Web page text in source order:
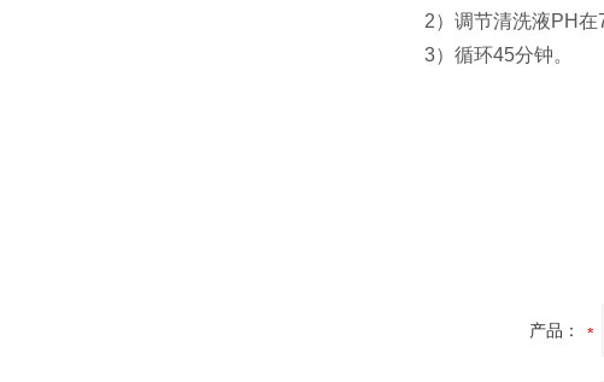
2）调节清洗液PH在
3）循环45分钟。
产品：